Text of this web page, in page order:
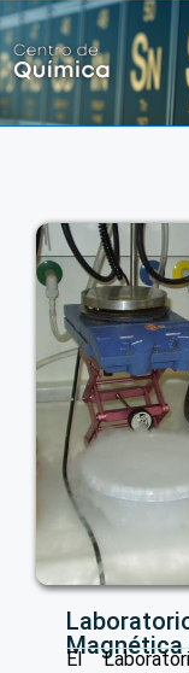
Magnética
El